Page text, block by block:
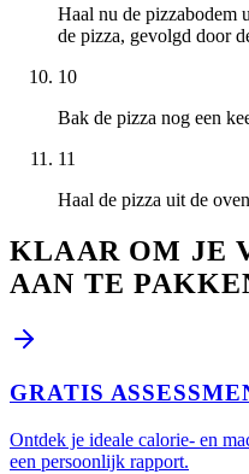
Haal nu de pizzabodem
de pizza, gevolgd door
10
Bak de pizza nog een
11
Haal de pizza uit de
KLAAR OM JE
AAN TE
GRATIS
Ontdek je ideale calorie- en
een persoonlijk rapport.